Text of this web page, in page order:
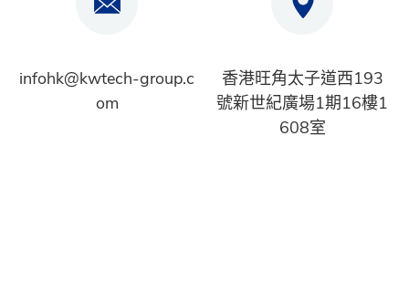
infohk@kwtech-group.c
om
香港旺角太子道西193
號新世紀廣場1期16樓1
608室